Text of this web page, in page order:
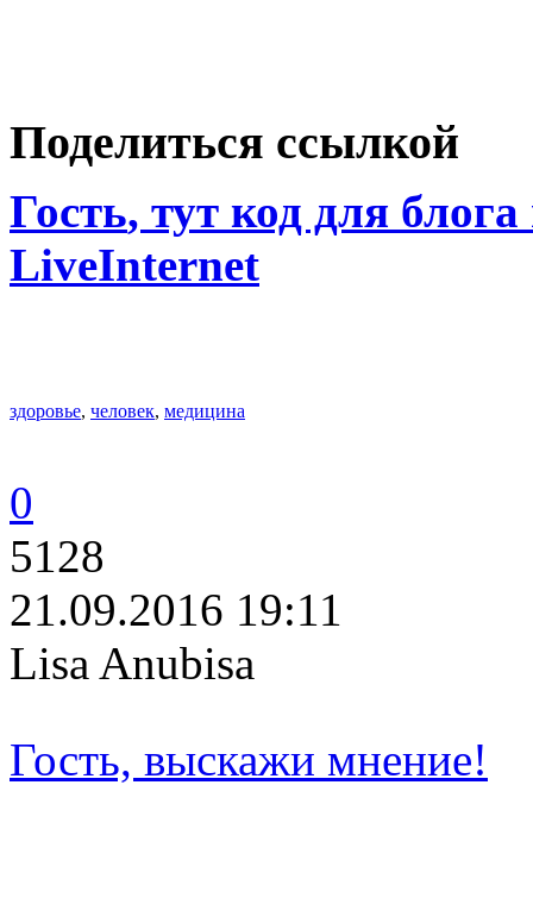
Поделиться ссылкой
Гость, тут код для
LiveInternet
здоровье, человек, медицина
0
5128
21.09.2016 19:11
Lisa Anubisa
Гость, выскажи мнение!